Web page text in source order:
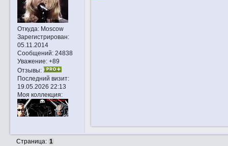
Откуда:Moscow
Зарегистрирован:
05.11.2014
Сообщений:24838
Уважение: +89
Отзывы:
Последний визит:
19.05.2026 22:13
Моя коллекция:
Страница: 1